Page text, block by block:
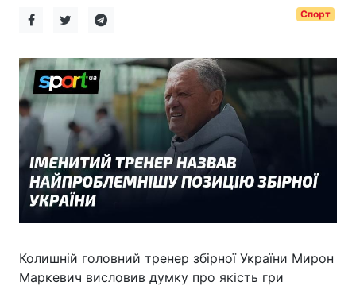
Спорт
Колишній головний тренер збірної України Мирон
Маркевич висловив думку про якість гри